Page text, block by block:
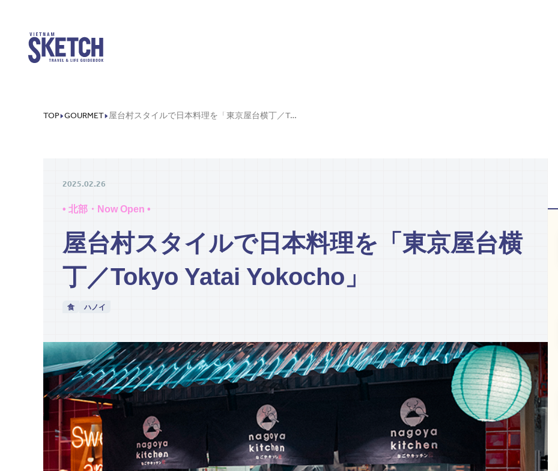
TOP GOURMET 屋台村スタイルで日本料理を「東京屋台横丁／TOKYO YATAI YOKOCHO」
2025.02.26
• 北部・Now Open •
屋台村スタイルで日本料理を「東京屋台横
丁／Tokyo Yatai Yokocho」
食 ハノイ